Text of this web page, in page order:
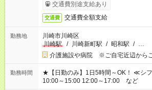
交通費別途支給あり
交通費 交通費全額支給
勤務地
川崎市川崎区
川崎駅
/ 川崎新町駅 / 昭和駅 / …
介護施設や病院 ※ご自宅近辺から
勤務時間
★【日勤のみ】1日5時間～OK！ ≪シフト例≫ 9:00～14:00
10:00～15:00 12:00～17:00 など